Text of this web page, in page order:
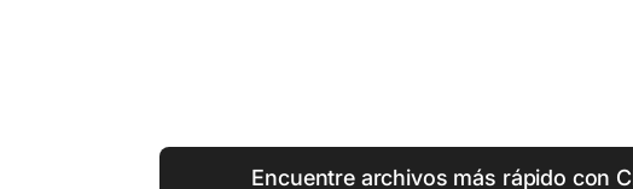
Encuentre archivos más rápido con